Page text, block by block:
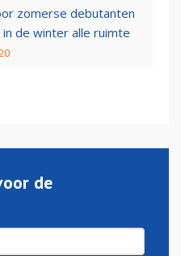
zomerse debutanten
in de winter alle ruimte
de